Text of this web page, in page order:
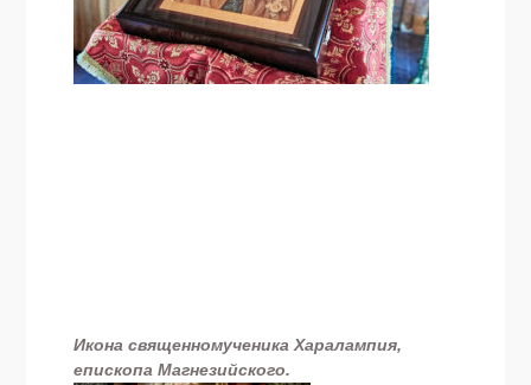
Икона священномученика Харалампия,
епископа Магнезийского.